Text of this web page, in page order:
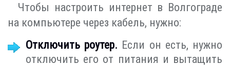
Чтобы настроить интернет в Волгограде
на компьютере через кабель, нужно:
Отключить роутер. Если он есть, нужно
отключить его от питания и вытащить